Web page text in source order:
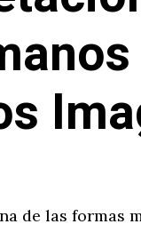
de las formas